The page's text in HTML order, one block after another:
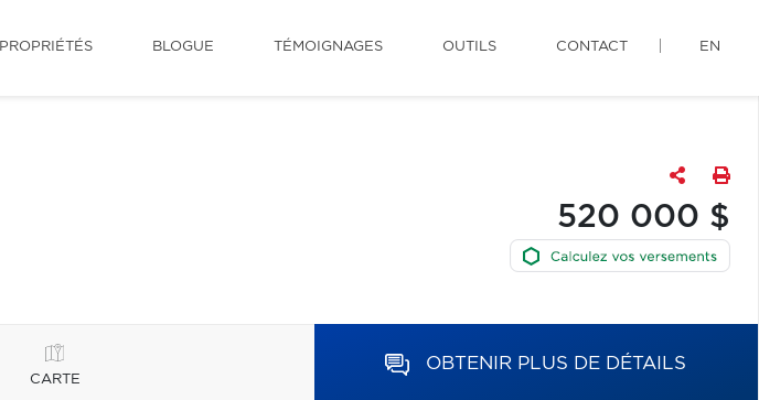
PROPRIÉTÉS BLOGUE TÉMOIGNAGES OUTILS CONTACT EN
520 000 $
CARTE
OBTENIR PLUS DE DÉTAILS